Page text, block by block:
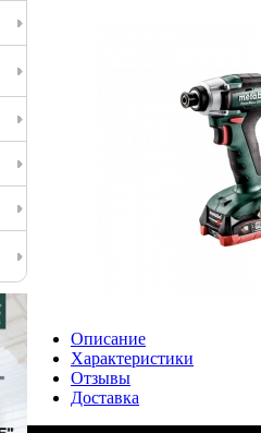
Описание
Характеристики
Отзывы
Доставка